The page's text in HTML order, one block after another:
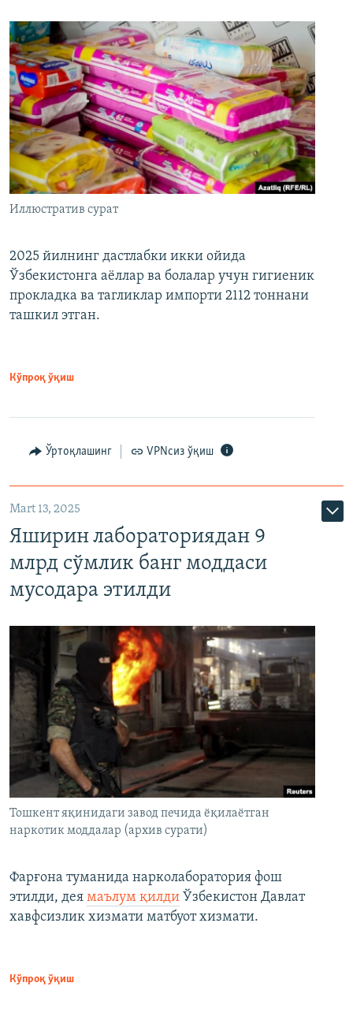
Иллюстратив сурат
2025 йилнинг дастлабки икки ойида
Ўзбекистонга аёллар ва болалар учун гигиеник
прокладка ва тагликлар импорти 2112 тоннани
ташкил этган.
Кўпроқ ўқиш
Ўртоқлашинг VPNсиз ўқиш
Mart 13, 2025
Яширин лабораториядан 9
млрд сўмлик банг моддаси
мусодара этилди
Тошкент яқинидаги завод печида ёқилаётган
наркотик моддалар (архив сурати)
Фарғона туманида нарколаборатория фош
этилди, дея маълум қилди Ўзбекистон Давлат
хавфсизлик хизмати матбуот хизмати.
Кўпроқ ўқиш